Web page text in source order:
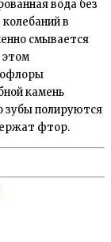
вода без
в
смывается
этом
камень
зубы полируются
фтор.